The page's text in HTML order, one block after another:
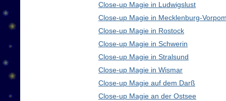
Close-up Magie in Ludwigslust
Close-up Magie in Mecklenburg-
Close-up Magie in Rostock
Close-up Magie in Schwerin
Close-up Magie in Stralsund
Close-up Magie in Wismar
Close-up Magie auf dem Darß
Close-up Magie an der Ostsee